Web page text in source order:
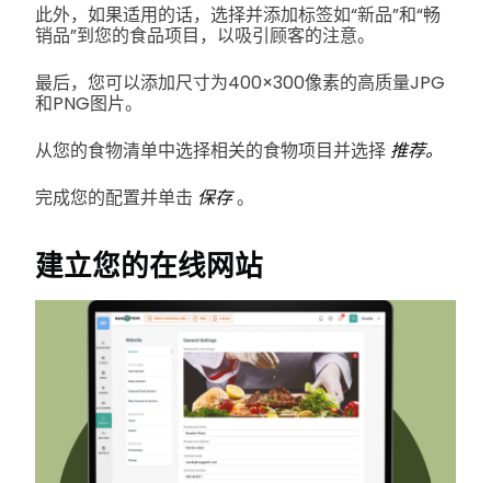
此外，如果适用的话，选择并添加标签如“新品”和“畅
销品”到您的食品项目，以吸引顾客的注意。
最后，您可以添加尺寸为400×300像素的高质量JPG
和PNG图片。
从您的食物清单中选择相关的食物项目并选择 推荐。
完成您的配置并单击 保存。
建立您的在线网站